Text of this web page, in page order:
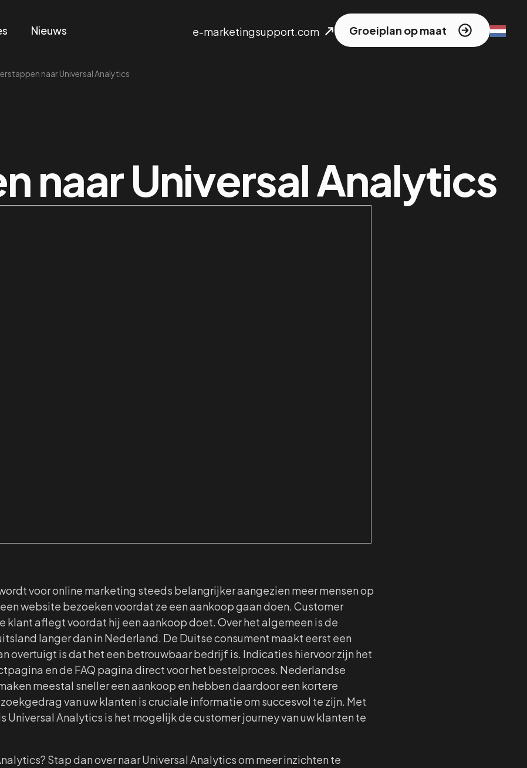
Nieuws e-marketingsupport.com Groeiplan op maat
naar Universal Analytics
naar Universal Analytics
voor online marketing steeds belangrijker aangezien meer mensen op
website bezoeken voordat ze een aankoop gaan doen. Customer
klant aflegt voordat hij een aankoop doet. Over het algemeen is de
langer dan in Nederland. De Duitse consument maakt eerst een
overtuigt is dat het een betrouwbaar bedrijf is. Indicaties hiervoor zijn het
en de FAQ pagina direct voor het bestelproces. Nederlandse
meestal sneller een aankoop en hebben daardoor een kortere
van uw klanten is cruciale informatie om succesvol te zijn. Met
Universal Analytics is het mogelijk de customer journey van uw klanten te
Stap dan over naar Universal Analytics om meer inzichten te